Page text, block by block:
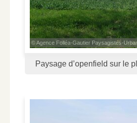
© Agence Folléa-Gautier Paysagistes-
Paysage d’openfield sur le